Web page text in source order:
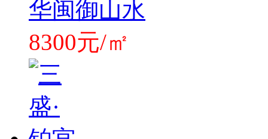
华闽御山水
8300元/㎡